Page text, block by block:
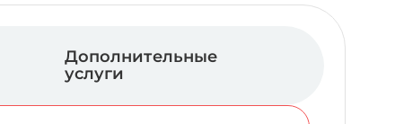
Дополнительные
услуги